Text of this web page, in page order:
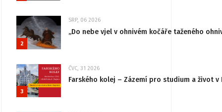
2
SRP, 06 2026
„Do nebe vjel v ohnivém kočáře taženého
3
ČVC, 31 2026
Farského kolej – Zázemí pro studium a život v